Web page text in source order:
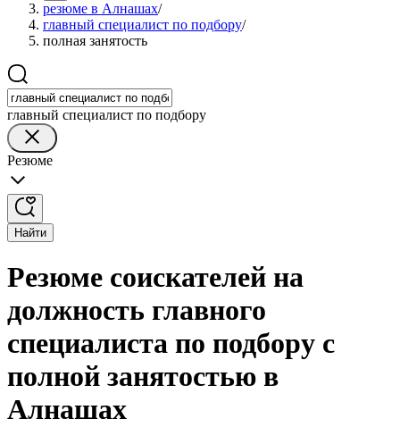
резюме в Алнашах/
главный специалист по подбору/
полная занятость
главный специалист по подбору
Резюме
Найти
Резюме соискателей на
должность главного
специалиста по подбору с
полной занятостью в
Алнашах